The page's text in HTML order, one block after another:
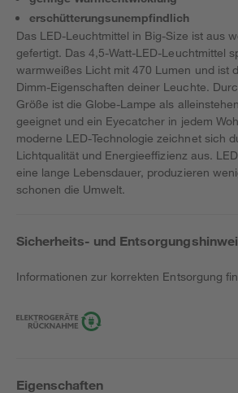
erschütterungsunempfindlich
Das LED-Leuchtmittel in Big-Size ist aus
gefertigt. Das 4,5-Watt-LED-Leuchtmittel
warmweißes Licht mit 470 Lumen und ist
Dimm-Eigenschaften deiner Leuchte.
Größe ist die Globe-Lampe als
geeignet und ein Eyecatcher in jedem
moderne LED-Technologie zeichnet sich
Lichtqualität und Energieeffizienz aus.
eine lange Lebensdauer, produzieren
schonen die Umwelt.
Sicherheits- und
Informationen zur korrekten Entsorgung
Eigenschaften